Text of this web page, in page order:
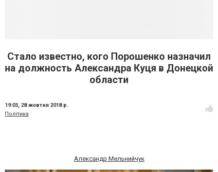
Стало известно, кого Порошенко назначил
на должность Александра Куця в Донецкой
области
19:03, 28 жовтня 2018 р.
Політика
Александр Мельнийчук